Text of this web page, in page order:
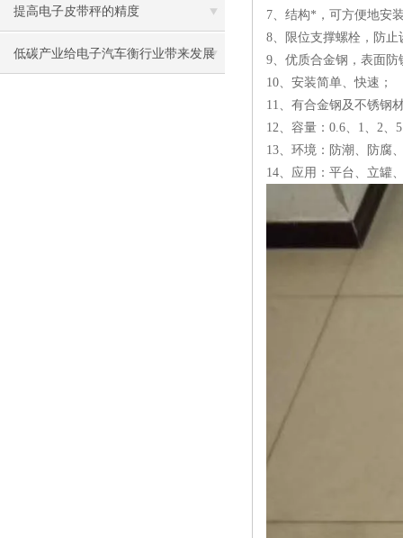
提高电子皮带秤的精度
低碳产业给电子汽车衡行业带来发展
7、结构*，可方便地安
8、限位支撑螺栓，防
9、优质合金钢，表面防
10、安装简单、快速；
11、有合金钢及不锈钢
12、容量：0.6、1、2、
13、环境：防潮、防腐
14、应用：平台、立罐